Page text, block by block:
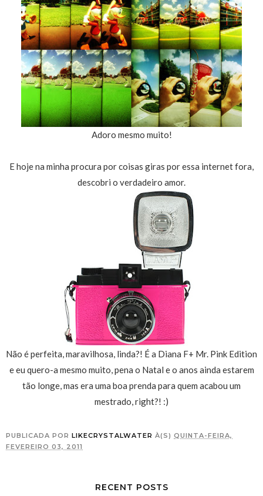
Adoro mesmo muito!
E hoje na minha procura por coisas giras por essa internet fora,
descobri o verdadeiro amor.
Não é perfeita, maravilhosa, linda?! É a Diana F+ Mr. Pink Edition
e eu quero-a mesmo muito, pena o Natal e o anos ainda estarem
tão longe, mas era uma boa prenda para quem acabou um
mestrado, right?! :)
PUBLICADA POR LIKECRYSTALWATER À(S) QUINTA-FEIRA,
FEVEREIRO 03, 2011
RECENT POSTS